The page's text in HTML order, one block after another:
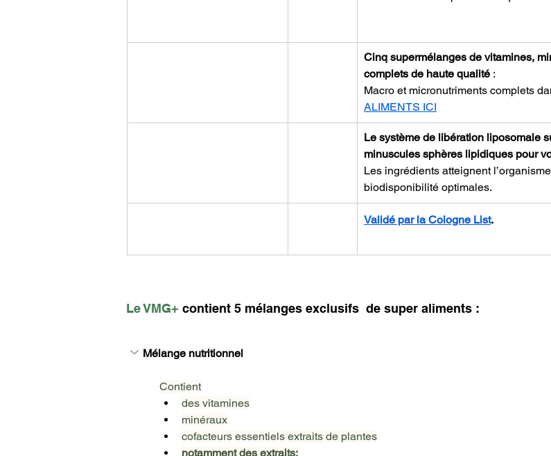
Cinq supermélanges de vitamines,
complets de haute qualité :
Macro et micronutriments complets
ALIMENTS ICI
Le système de libération liposomale
minuscules sphères lipidiques pour
Les ingrédients atteignent
biodisponibilité optimales.
Validé par la Cologne List.
Le VMG+ contient 5 mélanges exclusifs  de super aliments :
Mélange nutritionnel
Contient
des vitamines
minéraux
cofacteurs essentiels extraits de plantes
notamment des extraits: